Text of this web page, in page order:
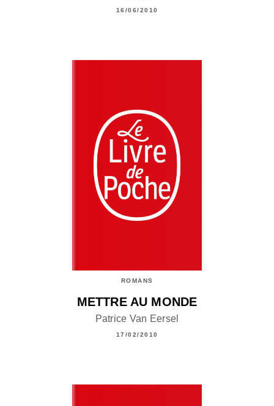
16/06/2010
ROMANS
METTRE AU MONDE
Patrice Van Eersel
17/02/2010